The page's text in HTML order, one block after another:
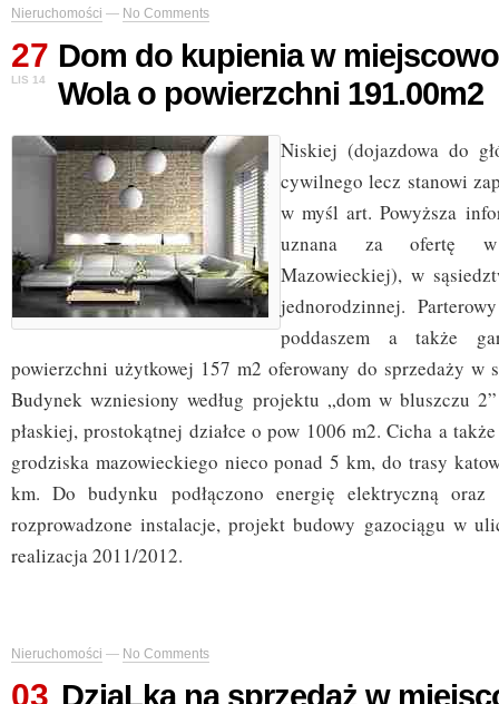
Nieruchomości — No Comments
27
LIS 14
Dom do kupienia w
Wola o powierzchni 191.00m2
Niskiej (dojazdowa do
cywilnego lecz stanowi
w myśl art. Powyższa
uznana za ofertę
Mazowieckiej), w
jednorodzinnej.
poddaszem a także
powierzchni użytkowej 157 m2 oferowany do sprzedaży w
Budynek wzniesiony według projektu „dom w bluszczu
płaskiej, prostokątnej działce o pow 1006 m2. Cicha a
grodziska mazowieckiego nieco ponad 5 km, do trasy
km. Do budynku podłączono energię elektryczną
rozprowadzone instalacje, projekt budowy gazociągu w
realizacja 2011/2012.
Nieruchomości — No Comments
03 DziaLka na sprzedaż w